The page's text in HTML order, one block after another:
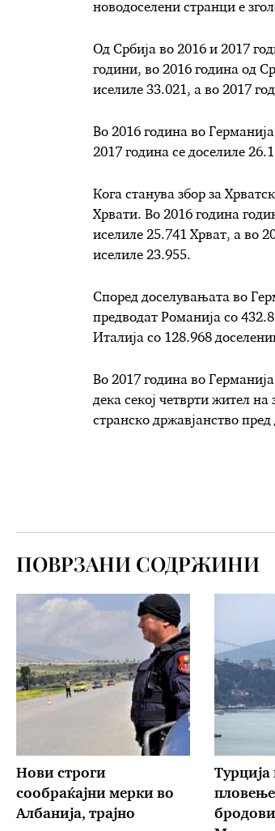
новодоселени странци е
Од Србија во 2016 и 2017
години, во 2016 година од
иселиле 33.021, а во 2017
Во 2016 година во
2017 година се доселиле
Кога станува збор за
Хрвати. Во 2016 година
иселиле 25.741 Хрват, а во
иселиле 23.955.
Според доселувањата во
предводат Романија со
Италија со 128.968
Во 2017 година во
дека секој четврти жител
странско државјанство пред
ПОВРЗАНИ СОДРЖИНИ
Нови строги
сообраќајни мерки во
Aлбанија, трајно
Турција